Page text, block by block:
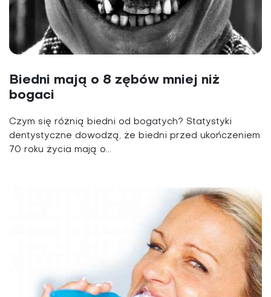
Biedni mają o 8 zębów mniej niż
bogaci
Czym się różnią biedni od bogatych? Statystyki
dentystyczne dowodzą, że biedni przed ukończeniem
70 roku życia mają o...